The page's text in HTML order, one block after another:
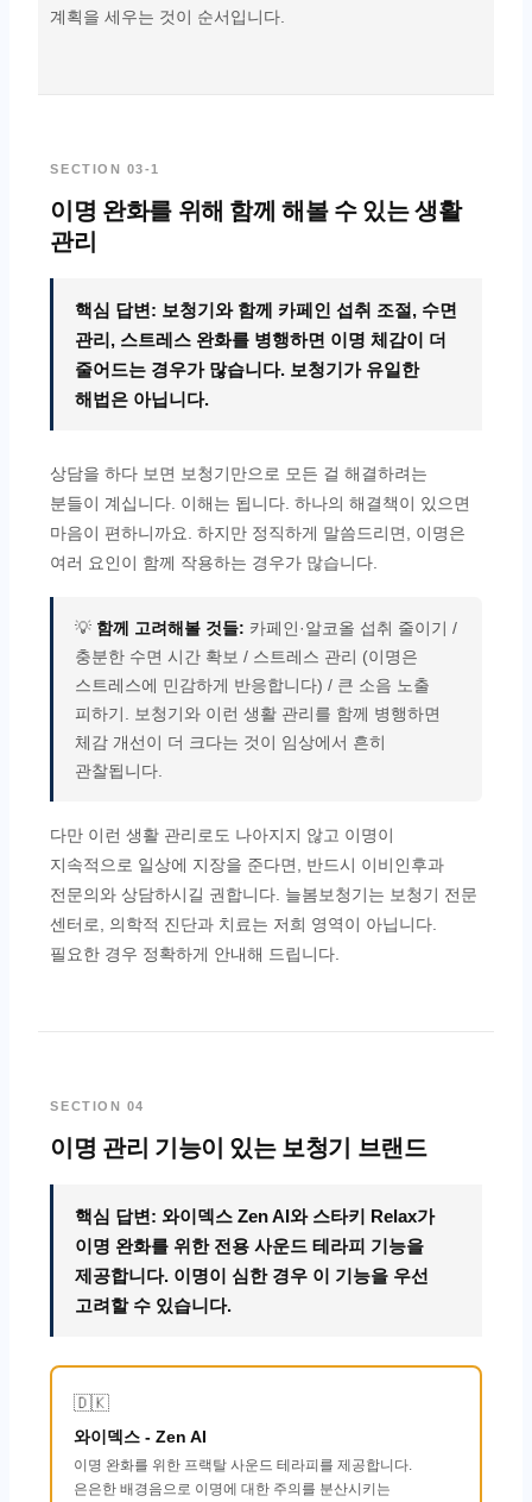
계획을 세우는 것이 순서입니다.
SECTION 03-1
이명 완화를 위해 함께 해볼 수 있는 생활
관리
핵심 답변: 보청기와 함께 카페인 섭취 조절, 수면
관리, 스트레스 완화를 병행하면 이명 체감이 더
줄어드는 경우가 많습니다. 보청기가 유일한
해법은 아닙니다.
상담을 하다 보면 보청기만으로 모든 걸 해결하려는
분들이 계십니다. 이해는 됩니다. 하나의 해결책이 있으면
마음이 편하니까요. 하지만 정직하게 말씀드리면, 이명은
여러 요인이 함께 작용하는 경우가 많습니다.
💡 함께 고려해볼 것들: 카페인·알코올 섭취 줄이기 /
충분한 수면 시간 확보 / 스트레스 관리 (이명은
스트레스에 민감하게 반응합니다) / 큰 소음 노출
피하기. 보청기와 이런 생활 관리를 함께 병행하면
체감 개선이 더 크다는 것이 임상에서 흔히
관찰됩니다.
다만 이런 생활 관리로도 나아지지 않고 이명이
지속적으로 일상에 지장을 준다면, 반드시 이비인후과
전문의와 상담하시길 권합니다. 늘봄보청기는 보청기 전문
센터로, 의학적 진단과 치료는 저희 영역이 아닙니다.
필요한 경우 정확하게 안내해 드립니다.
SECTION 04
이명 관리 기능이 있는 보청기 브랜드
핵심 답변: 와이덱스 Zen AI와 스타키 Relax가
이명 완화를 위한 전용 사운드 테라피 기능을
제공합니다. 이명이 심한 경우 이 기능을 우선
고려할 수 있습니다.
🇩🇰
와이덱스 - Zen AI
이명 완화를 위한 프랙탈 사운드 테라피를 제공합니다.
은은한 배경음으로 이명에 대한 주의를 분산시키는